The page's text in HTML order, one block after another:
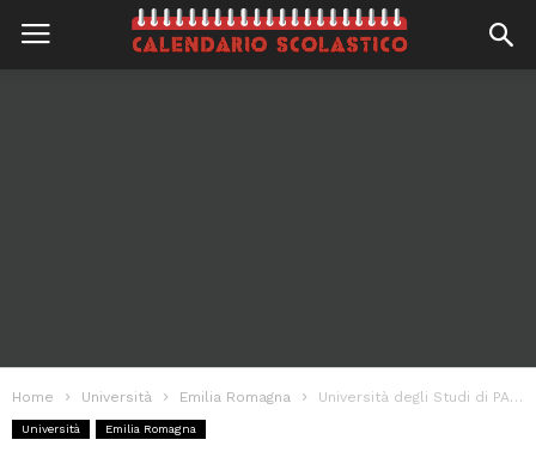
Home Università Emilia Romagna Università degli Studi di PARMA
Università Emilia Romagna